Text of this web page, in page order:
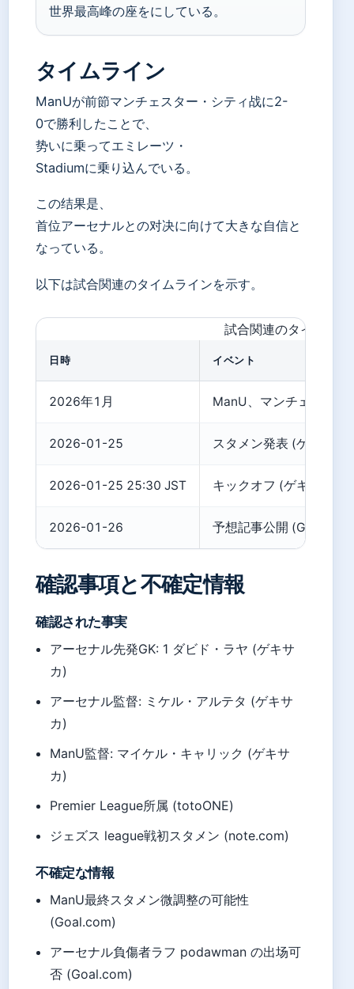
世界最高峰の座をにしている。
タイムライン
ManUが前節マンチェスター・シティ战に2-
0で勝利したことで、
势いに乗ってエミレーツ・
Stadiumに乗り込んでいる。
この结果是、
首位アーセナルとの对决に向けて大きな自信と
なっている。
以下は試合関連のタイムラインを示す。
試合関連のタイムライ
日時 イベント
2026年1月 ManU、マンチェスタ
2026-01-25 スタメン発表 (ゲキサカ)
2026-01-25 25:30 JST キックオフ (ゲキサカ)
2026-01-26 予想記事公開
確認事項と不確定情報
確認された事実
アーセナル先発GK: 1 ダビド・ラヤ (ゲキサ
カ)
アーセナル監督: ミケル・アルテタ (ゲキサ
カ)
ManU監督: マイケル・キャリック (ゲキサ
カ)
Premier League所属 (totoONE)
ジェズス league戦初スタメン (note.com)
不確定な情報
ManU最終スタメン微調整の可能性
(Goal.com)
アーセナル負傷者ラフ podawman の出场可
否 (Goal.com)